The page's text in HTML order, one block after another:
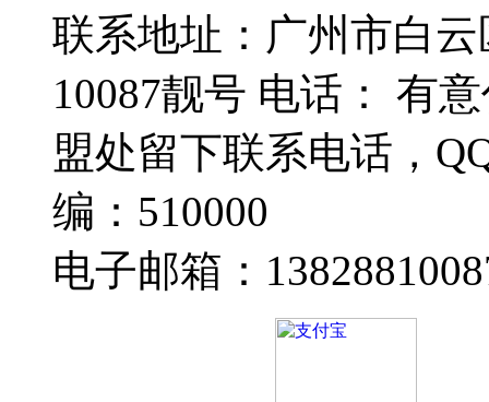
联系地址：广州市白
10087靓号 电话： 有
盟处留下联系电话，
编：510000
电子邮箱：